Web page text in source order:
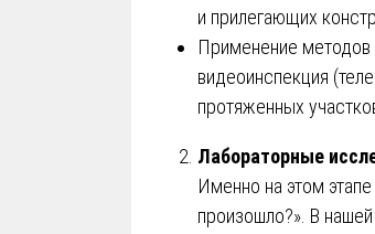
и прилегающих
Применение
видеоинспекция
протяженных
Лабораторные
Именно на этом
произошло?». В